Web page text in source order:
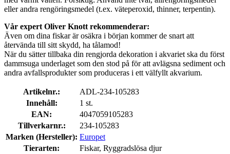
eller andra rengöringsmedel (t.ex. väteperoxid, thinner, terpentin).
Vår expert Oliver Knott rekommenderar:
Även om dina fiskar är osäkra i början kommer de snart att
återvända till sitt skydd, ha tålamod!
När du sätter tillbaka din rengjorda dekoration i akvariet ska du först
dammsuga underlaget som den stod på för att avlägsna sediment och
andra avfallsprodukter som produceras i ett välfyllt akvarium.
Artikelnr.:
ADL-234-105283
Innehåll:
1 st.
EAN:
4047059105283
Tillverkarnr.:
234-105283
Marken (Hersteller): Europet
Tierarten:
Fiskar, Ryggradslösa djur